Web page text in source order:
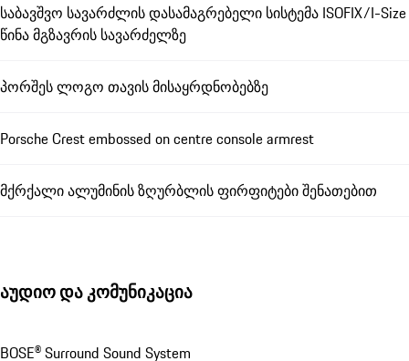
საბავშვო სავარძლის დასამაგრებელი სისტემა ISOFIX/I-Size
წინა მგზავრის სავარძელზე
პორშეს ლოგო თავის მისაყრდნობებზე
Porsche Crest embossed on centre console armrest
მქრქალი ალუმინის ზღურბლის ფირფიტები შენათებით
აუდიო და კომუნიკაცია
BOSE® Surround Sound System